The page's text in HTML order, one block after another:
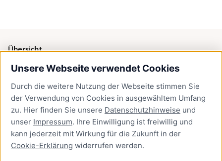
Unsere Webseite verwendet Cookies
Durch die weitere Nutzung der Webseite stimmen Sie
der Verwendung von Cookies in ausgewähltem Umfang
zu. Hier finden Sie unsere Datenschutzhinweise und
unser Impressum. Ihre Einwilligung ist freiwillig und
kann jederzeit mit Wirkung für die Zukunft in der
Cookie-Erklärung widerrufen werden.
Übersicht
Bürgerservice
Presse
Newsletter Lübeck:kompakt
Kontakt
Kontakt